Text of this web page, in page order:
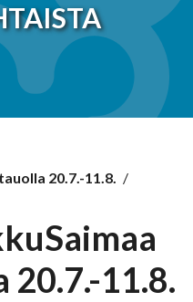
20.7.-11.8. /
11.8.